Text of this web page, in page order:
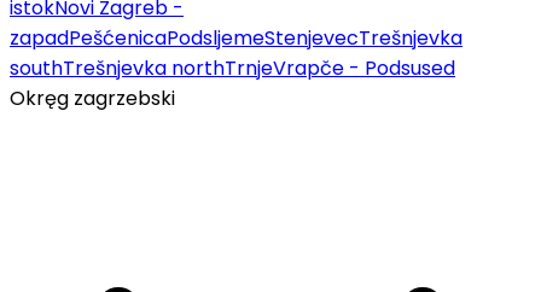
istokNovi Zagreb -
zapadPešćenicaPodsljemeStenjevecTrešnjevka
southTrešnjevka northTrnjeVrapče - Podsused
Okręg zagrzebski